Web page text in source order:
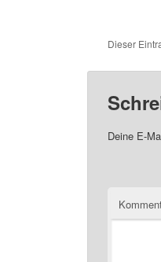
Dieser
Deine E-